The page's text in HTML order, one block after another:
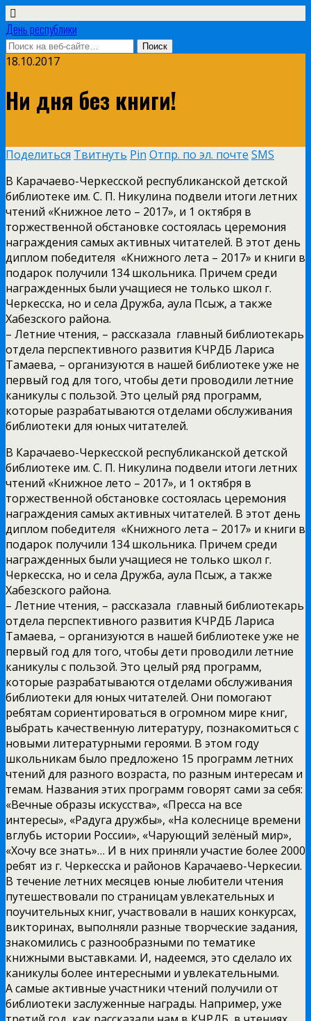
День республики
18.10.2017
Ни дня без книги!
Поделиться Твитнуть Pin Отпр. по эл. почте SMS
В Карачаево-Черкесской республиканской детской
библиотеке им. С. П. Никулина подвели итоги летних
чтений «Книжное лето – 2017», и 1 октября в
торжественной обстановке состоялась церемония
награждения самых активных читателей. В этот день
диплом победителя «Книжного лета – 2017» и книги в
подарок получили 134 школьника. Причем среди
награжденных были учащиеся не только школ г.
Черкесска, но и села Дружба, аула Псыж, а также
Хабезского района.
– Летние чтения, – рассказала главный библиотекарь
отдела перспективного развития КЧРДБ Лариса
Тамаева, – организуются в нашей библиотеке уже не
первый год для того, чтобы дети проводили летние
каникулы с пользой. Это целый ряд программ,
которые разрабатываются отделами обслуживания
библиотеки для юных читателей.
В Карачаево-Черкесской республиканской детской
библиотеке им. С. П. Никулина подвели итоги летних
чтений «Книжное лето – 2017», и 1 октября в
торжественной обстановке состоялась церемония
награждения самых активных читателей. В этот день
диплом победителя «Книжного лета – 2017» и книги в
подарок получили 134 школьника. Причем среди
награжденных были учащиеся не только школ г.
Черкесска, но и села Дружба, аула Псыж, а также
Хабезского района.
– Летние чтения, – рассказала главный библиотекарь
отдела перспективного развития КЧРДБ Лариса
Тамаева, – организуются в нашей библиотеке уже не
первый год для того, чтобы дети проводили летние
каникулы с пользой. Это целый ряд программ,
которые разрабатываются отделами обслуживания
библиотеки для юных читателей. Они помогают
ребятам сориентироваться в огромном мире книг,
выбрать качественную литературу, познакомиться с
новыми литературными героями. В этом году
школьникам было предложено 15 программ летних
чтений для разного возраста, по разным интересам и
темам. Названия этих программ говорят сами за себя:
«Вечные образы искусства», «Пресса на все
интересы», «Радуга дружбы», «На колеснице времени
вглубь истории России», «Чарующий зелёный мир»,
«Хочу все знать»… И в них приняли участие более 2000
ребят из г. Черкесска и районов Карачаево-Черкесии.
В течение летних месяцев юные любители чтения
путешествовали по страницам увлекательных и
поучительных книг, участвовали в наших конкурсах,
викторинах, выполняли разные творческие задания,
знакомились с разнообразными по тематике
книжными выставками. И, надеемся, это сделало их
каникулы более интересными и увлекательными.
А самые активные участники чтений получили от
библиотеки заслуженные награды. Например, уже